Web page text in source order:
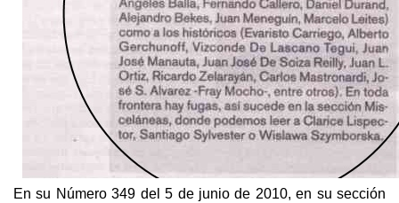
En su Número 349 del 5 de junio de 2010, en su sección